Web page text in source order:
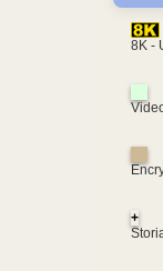
8K -
+